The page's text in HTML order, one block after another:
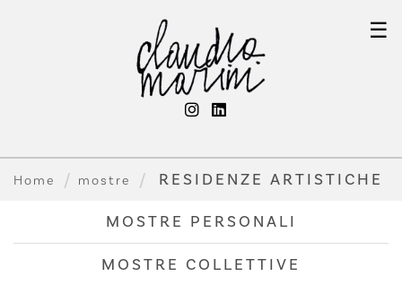
☰
Home mostre RESIDENZE ARTISTICHE
MOSTRE PERSONALI
MOSTRE COLLETTIVE